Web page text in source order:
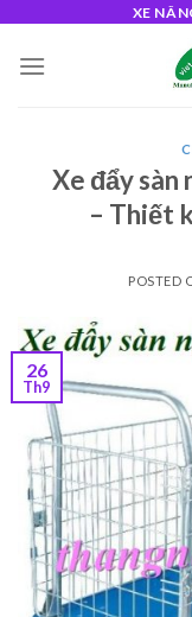
content
XE
Xe đẩy
– Thiết
POSTED
26
Th9